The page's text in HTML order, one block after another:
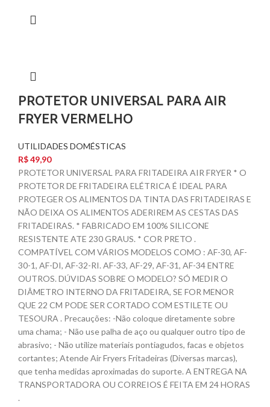
PROTETOR UNIVERSAL PARA AIR
FRYER VERMELHO
UTILIDADES DOMÉSTICAS
R$49,90
PROTETOR UNIVERSAL PARA FRITADEIRA AIR FRYER * O
PROTETOR DE FRITADEIRA ELÉTRICA É IDEAL PARA
PROTEGER OS ALIMENTOS DA TINTA DAS FRITADEIRAS E
NÃO DEIXA OS ALIMENTOS ADERIREM AS CESTAS DAS
FRITADEIRAS. * FABRICADO EM 100% SILICONE
RESISTENTE ATE 230 GRAUS. * COR PRETO .
COMPATÍVEL COM VÁRIOS MODELOS COMO : AF-30, AF-
30-1, AF-DI, AF-32-RI. AF-33, AF-29, AF-31, AF-34 ENTRE
OUTROS. DÚVIDAS SOBRE O MODELO? SÓ MEDIR O
DIÂMETRO INTERNO DA FRITADEIRA, SE FOR MENOR
QUE 22 CM PODE SER CORTADO COM ESTILETE OU
TESOURA . Precauções: -Não coloque diretamente sobre
uma chama; - Não use palha de aço ou qualquer outro tipo de
abrasivo; - Não utilize materiais pontiagudos, facas e objetos
cortantes; Atende Air Fryers Fritadeiras (Diversas marcas),
que tenha medidas aproximadas do suporte. A ENTREGA NA
TRANSPORTADORA OU CORREIOS É FEITA EM 24 HORAS
.